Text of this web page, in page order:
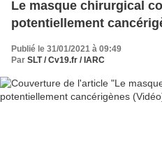
Le masque chirurgical
potentiellement
Publié le 31/01/2021 à 09:49
Par SLT / Cv19.fr / IARC